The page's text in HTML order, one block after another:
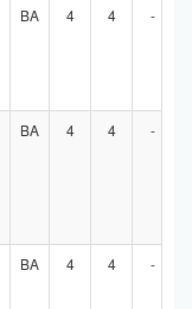
BA 4 4 -
BA 4 4 -
BA 4 4 -